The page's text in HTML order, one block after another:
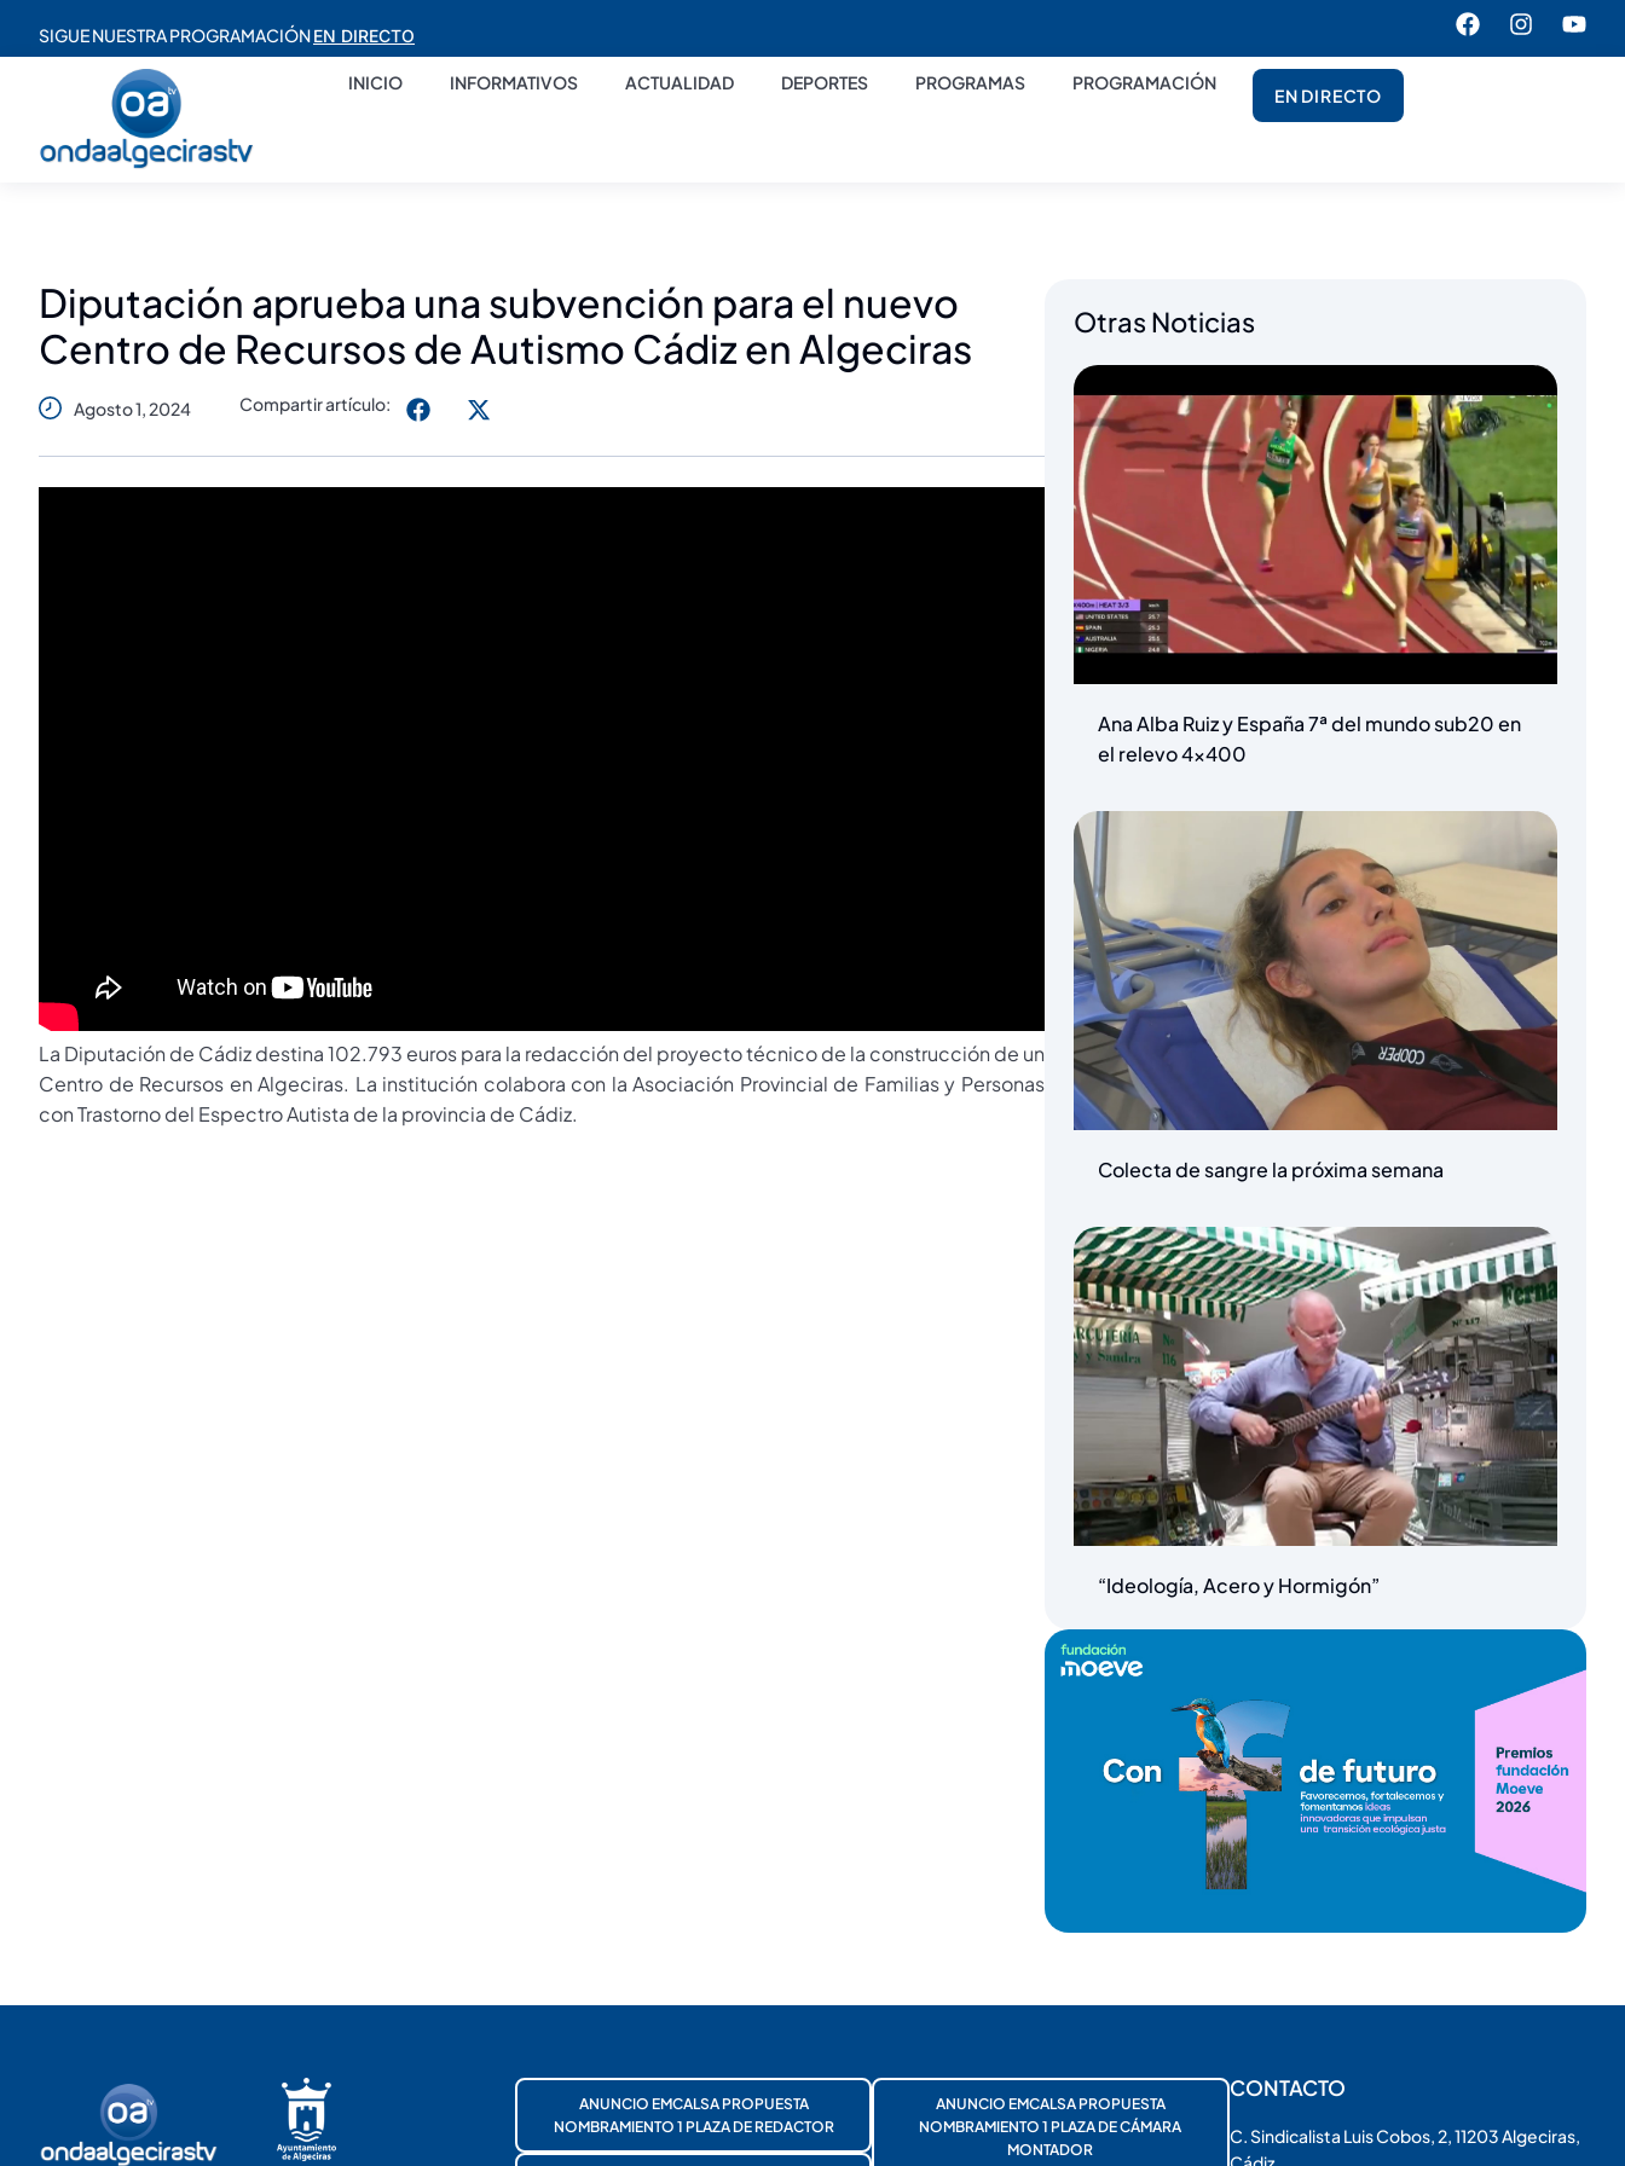
SIGUE NUESTRA PROGRAMACIÓNEN DIRECTO
INICIO INFORMATIVOS ACTUALIDAD DEPORTES PROGRAMAS PROGRAMACIÓN
EN DIRECTO
Diputación aprueba una subvención para el nuevo
Centro de Recursos de Autismo Cádiz en Algeciras
Agosto 1, 2024 Compartir artículo:
La Diputación de Cádiz destina 102.793 euros para la redacción del proyecto técnico de la construcción de un
Centro de Recursos en Algeciras. La institución colabora con la Asociación Provincial de Familias y Personas
con Trastorno del Espectro Autista de la provincia de Cádiz.
Otras Noticias
Ana Alba Ruiz y España 7ª del mundo sub20 en
el relevo 4×400
Colecta de sangre la próxima semana
“Ideología, Acero y Hormigón”
ANUNCIO EMCALSA PROPUESTA
NOMBRAMIENTO 1 PLAZA DE REDACTOR
ANUNCIO EMCALSA PROPUESTA
NOMBRAMIENTO 1 PLAZA DE CÁMARA
MONTADOR
CONTACTO
C. Sindicalista Luis Cobos, 2, 11203 Algeciras,